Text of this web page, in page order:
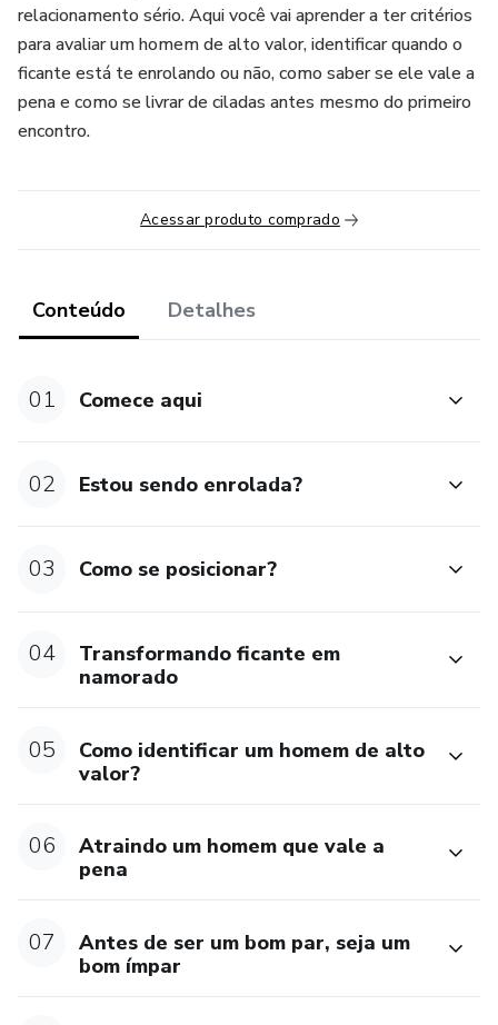
relacionamento sério. Aqui você vai aprender a ter critérios
para avaliar um homem de alto valor, identificar quando o
ficante está te enrolando ou não, como saber se ele vale a
pena e como se livrar de ciladas antes mesmo do primeiro
encontro.
Acessar produto comprado
Conteúdo Detalhes
01 Comece aqui
02 Estou sendo enrolada?
03 Como se posicionar?
04
Transformando ficante em
namorado
05
Como identificar um homem de alto
valor?
06
Atraindo um homem que vale a
pena
07
Antes de ser um bom par, seja um
bom ímpar